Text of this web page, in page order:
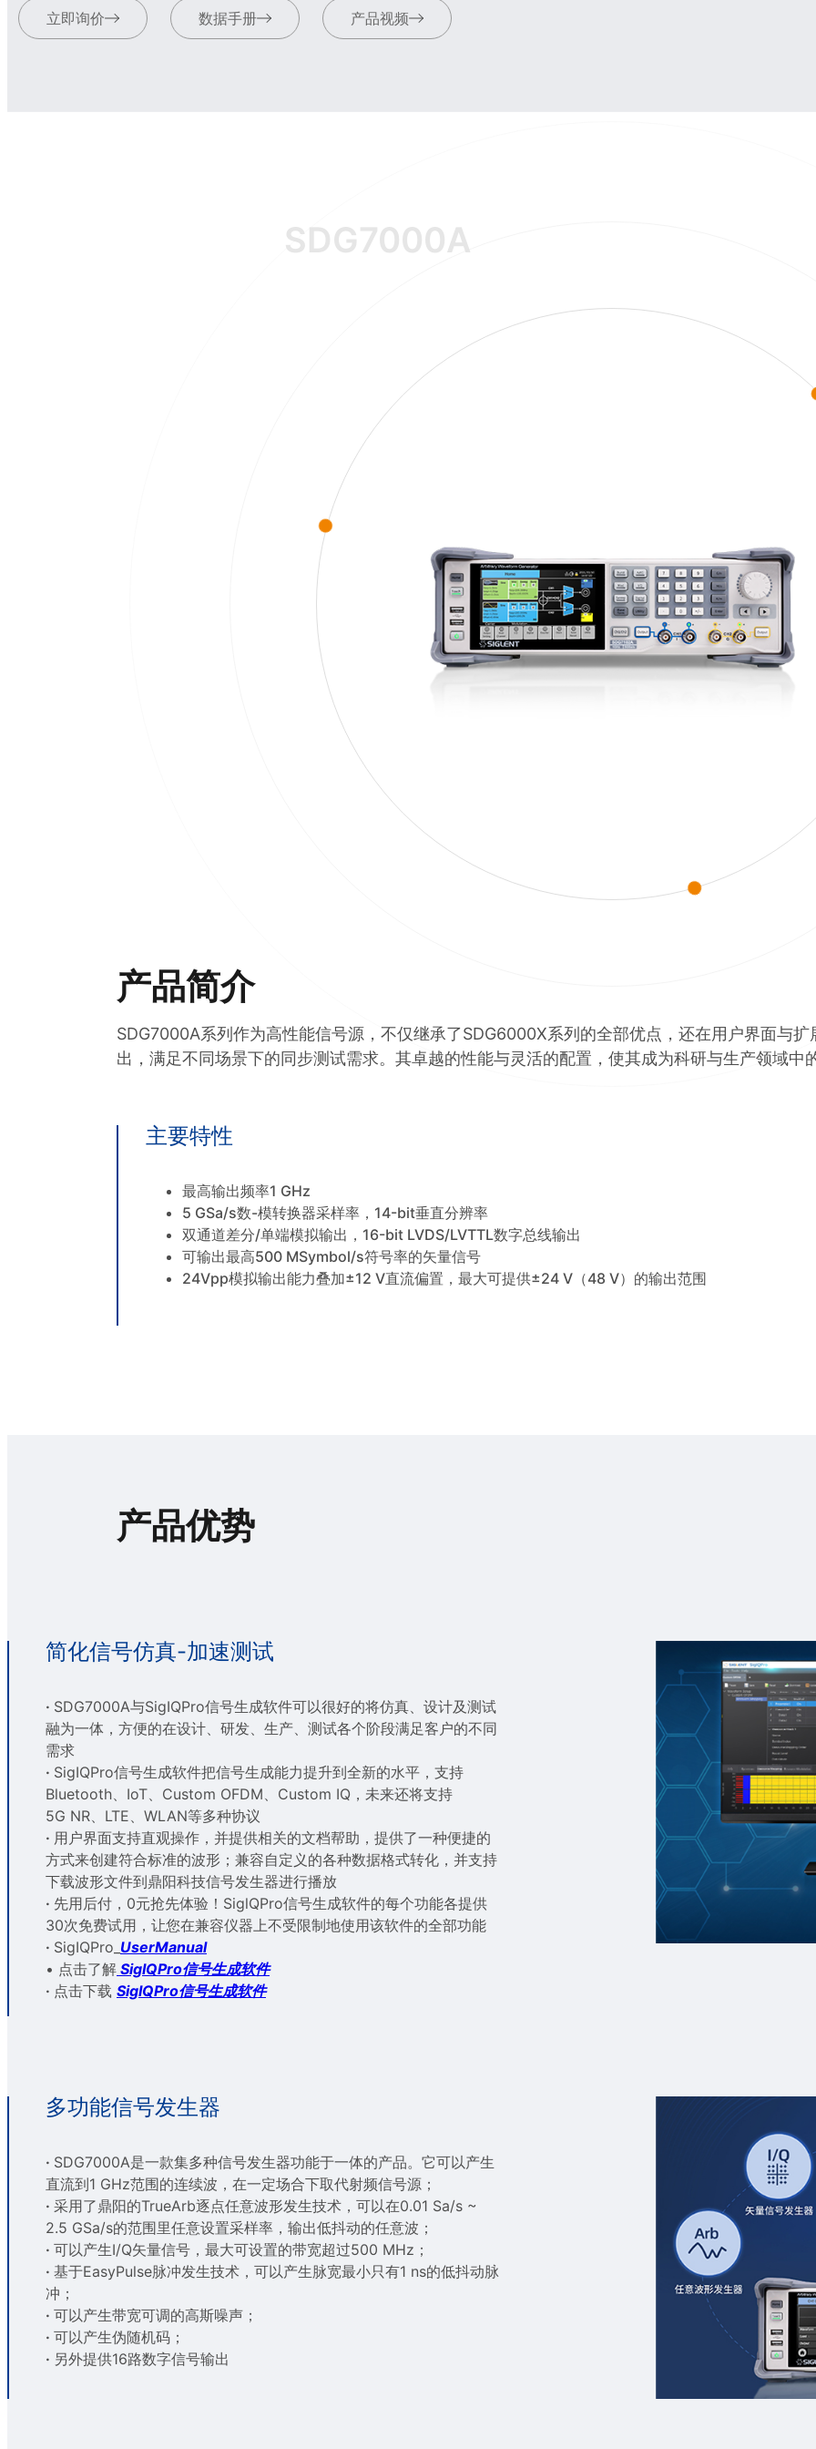
立即询价 数据手册 产品视频
SDG7000A
产品简介
SDG7000A系列作为高性能信号源，不仅继承了SDG6000X系列的全部优点，还在用户界面与
出，满足不同场景下的同步测试需求。其卓越的性能与灵活的配置，使其成为科研与生产领域中
主要特性
最高输出频率1 GHz
5 GSa/s数-模转换器采样率，14-bit垂直分辨率
双通道差分/单端模拟输出，16-bit LVDS/LVTTL数字总线输出
可输出最高500 MSymbol/s符号率的矢量信号
24Vpp模拟输出能力叠加±12 V直流偏置，最大可提供±24 V（48 V）的输出范围
产品优势
简化信号仿真-加速测试
· SDG7000A与SigIQPro信号生成软件可以很好的将仿真、设计及测试
融为一体，方便的在设计、研发、生产、测试各个阶段满足客户的不同
需求
· SigIQPro信号生成软件把信号生成能力提升到全新的水平，支持
Bluetooth、IoT、Custom OFDM、Custom IQ，未来还将支持
5G NR、LTE、WLAN等多种协议
· 用户界面支持直观操作，并提供相关的文档帮助，提供了一种便捷的
方式来创建符合标准的波形；兼容自定义的各种数据格式转化，并支持
下载波形文件到鼎阳科技信号发生器进行播放
· 先用后付，0元抢先体验！SiglQPro信号生成软件的每个功能各提供
30次免费试用，让您在兼容仪器上不受限制地使用该软件的全部功能
· SigIQPro_ UserManual
• 点击了解 SigIQPro信号生成软件
· 点击下载 SigIQPro信号生成软件
多功能信号发生器
· SDG7000A是一款集多种信号发生器功能于一体的产品。它可以产生
直流到1 GHz范围的连续波，在一定场合下取代射频信号源；
· 采用了鼎阳的TrueArb逐点任意波形发生技术，可以在0.01 Sa/s ~
2.5 GSa/s的范围里任意设置采样率，输出低抖动的任意波；
· 可以产生I/Q矢量信号，最大可设置的带宽超过500 MHz；
· 基于EasyPulse脉冲发生技术，可以产生脉宽最小只有1 ns的低抖动脉
冲；
· 可以产生带宽可调的高斯噪声；
· 可以产生伪随机码；
· 另外提供16路数字信号输出